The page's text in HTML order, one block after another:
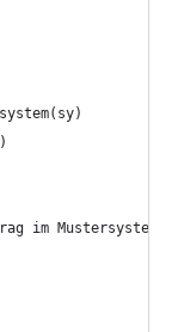
im Mustersystem